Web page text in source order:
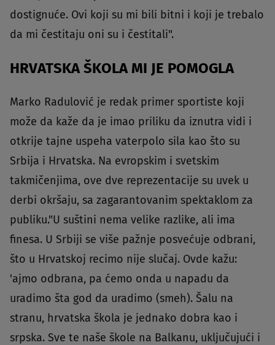
dostignuće. Ovi koji su mi bili bitni i koji je trebalo
da mi čestitaju oni su i čestitali".
HRVATSKA ŠKOLA MI JE POMOGLA
Marko Radulović je redak primer sportiste koji
može da kaže da je imao priliku da iznutra vidi i
otkrije tajne uspeha vaterpolo sila kao što su
Srbija i Hrvatska. Na evropskim i svetskim
takmičenjima, ove dve reprezentacije su uvek u
derbi okršaju, sa zagarantovanim spektaklom za
publiku."U suštini nema velike razlike, ali ima
finesa. U Srbiji se više pažnje posvećuje odbrani,
što u Hrvatskoj recimo nije slučaj. Ovde kažu:
'ajmo odbrana, pa ćemo onda u napadu da
uradimo šta god da uradimo (smeh). Šalu na
stranu, hrvatska škola je jednako dobra kao i
srpska. Sve te naše škole na Balkanu, uključujući i